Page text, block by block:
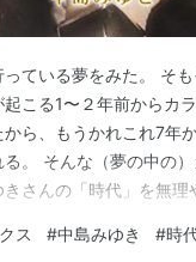
ている夢をみた。 そ
こる1〜２年前からカ
から、もうかれこれ7年
。 そんな（夢の中の
さんの「時代」を無理
ていたため印象に残っ
ス #中島みゆき #時